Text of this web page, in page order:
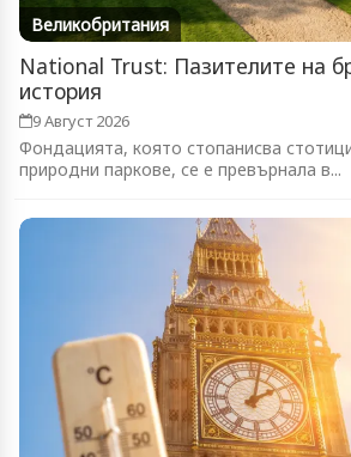
Великобритания
National Trust: Пазителите на
история
9 Август 2026
Фондацията, която стопанисва
природни паркове, се е превърнала в...